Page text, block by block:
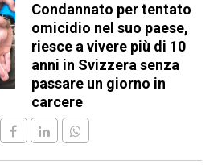
Condannato per tentato
omicidio nel suo paese,
riesce a vivere più di 10
anni in Svizzera senza
passare un giorno in
carcere